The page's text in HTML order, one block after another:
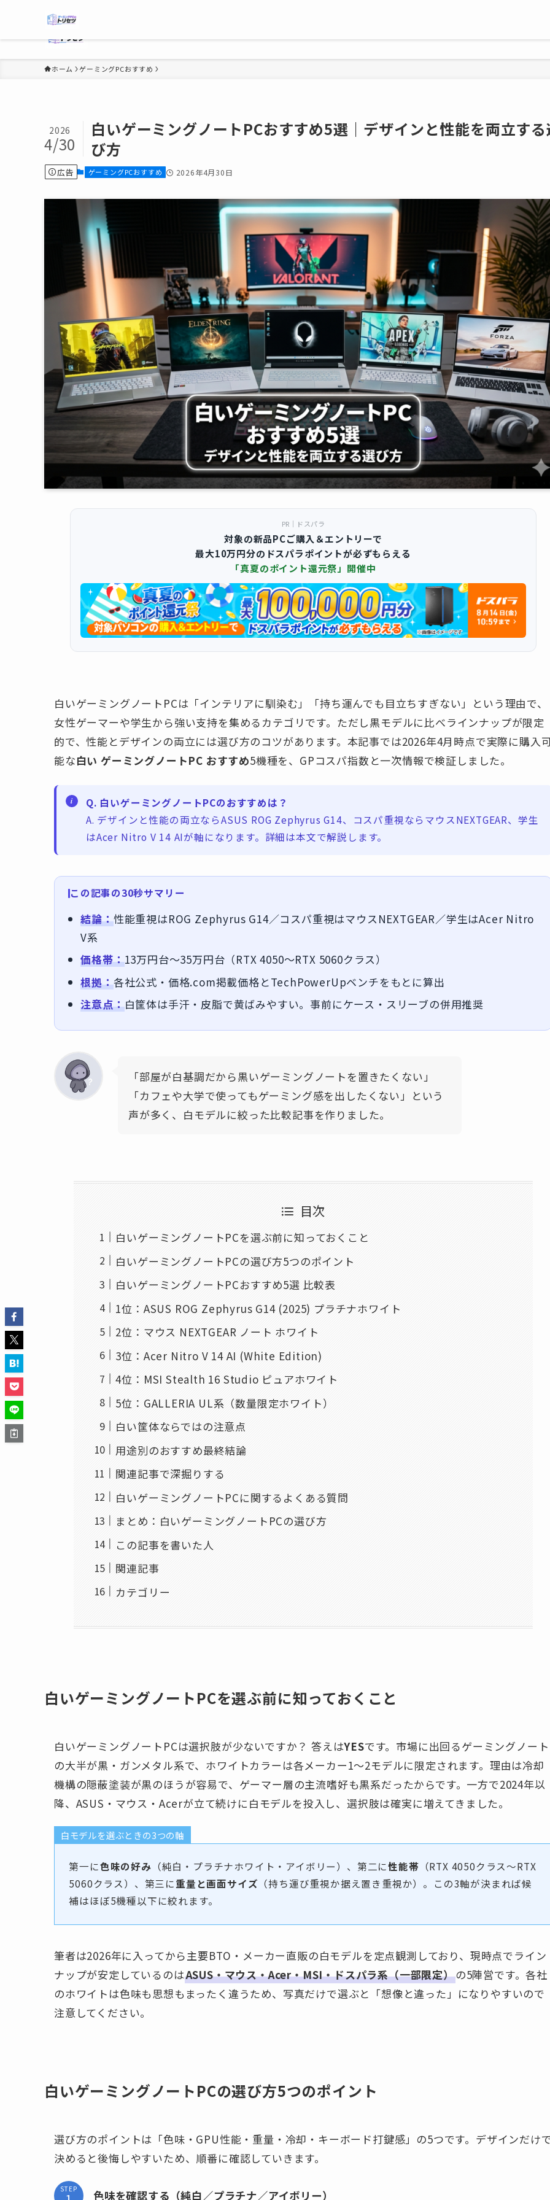
ホーム ゲーミングPCおすすめ
白いゲーミングノートPCおすすめ5選｜デザインと性能を両立す
び方
2026
4/30
広告 ゲーミングPCおすすめ 2026年4月30日
PR｜ドスパラ
対象の新品PCご購入＆エントリーで
最大10万円分のドスパラポイントが必ずもらえる
「真夏のポイント還元祭」開催中
白いゲーミングノートPCは「インテリアに馴染む」「持ち運んでも目立ちすぎない」という理由で、
女性ゲーマーや学生から強い支持を集めるカテゴリです。ただし黒モデルに比べラインナップが限定
的で、性能とデザインの両立には選び方のコツがあります。本記事では2026年4月時点で実際に購入
能な白い ゲーミングノートPC おすすめ5機種を、GPコスパ指数と一次情報で検証しました。
Q. 白いゲーミングノートPCのおすすめは？
A. デザインと性能の両立ならASUS ROG Zephyrus G14、コスパ重視ならマウスNEXTGEAR、学生
はAcer Nitro V 14 AIが軸になります。詳細は本文で解説します。
この記事の30秒サマリー
結論：性能重視はROG Zephyrus G14／コスパ重視はマウスNEXTGEAR／学生はAcer Nitro
V系
価格帯：13万円台〜35万円台（RTX 4050〜RTX 5060クラス）
根拠：各社公式・価格.com掲載価格とTechPowerUpベンチをもとに算出
注意点：白筐体は手汗・皮脂で黄ばみやすい。事前にケース・スリーブの併用推奨
「部屋が白基調だから黒いゲーミングノートを置きたくない」
「カフェや大学で使ってもゲーミング感を出したくない」という
声が多く、白モデルに絞った比較記事を作りました。
目次
白いゲーミングノートPCを選ぶ前に知っておくこと
白いゲーミングノートPCの選び方5つのポイント
白いゲーミングノートPCおすすめ5選 比較表
1位：ASUS ROG Zephyrus G14 (2025) プラチナホワイト
2位：マウス NEXTGEAR ノート ホワイト
3位：Acer Nitro V 14 AI (White Edition)
4位：MSI Stealth 16 Studio ピュアホワイト
5位：GALLERIA UL系（数量限定ホワイト）
白い筐体ならではの注意点
用途別のおすすめ最終結論
関連記事で深掘りする
白いゲーミングノートPCに関するよくある質問
まとめ：白いゲーミングノートPCの選び方
この記事を書いた人
関連記事
カテゴリー
白いゲーミングノートPCを選ぶ前に知っておくこと
白いゲーミングノートPCは選択肢が少ないですか？ 答えはYESです。市場に出回るゲーミングノート
の大半が黒・ガンメタル系で、ホワイトカラーは各メーカー1〜2モデルに限定されます。理由は冷却
機構の隠蔽塗装が黒のほうが容易で、ゲーマー層の主流嗜好も黒系だったからです。一方で2024年以
降、ASUS・マウス・Acerが立て続けに白モデルを投入し、選択肢は確実に増えてきました。
白モデルを選ぶときの3つの軸
第一に色味の好み （純白・プラチナホワイト・アイボリー）、第二に性能帯 （RTX 4050クラス〜RTX
5060クラス）、第三に重量と画面サイズ （持ち運び重視か据え置き重視か）。この3軸が決まれば候
補はほぼ5機種以下に絞れます。
筆者は2026年に入ってから主要BTO・メーカー直販の白モデルを定点観測しており、現時点でライン
ナップが安定しているのはASUS・マウス・Acer・MSI・ドスパラ系（一部限定）の5陣営です。各社
のホワイトは色味も思想もまったく違うため、写真だけで選ぶと「想像と違った」になりやすいので
注意してください。
白いゲーミングノートPCの選び方5つのポイント
選び方のポイントは「色味・GPU性能・重量・冷却・キーボード打鍵感」の5つです。デザインだけ
決めると後悔しやすいため、順番に確認していきます。
STEP 色味を確認する（純白／プラチナ／アイボリー）